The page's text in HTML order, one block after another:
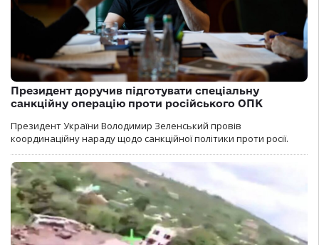
Президент доручив підготувати спеціальну
санкційну операцію проти російського ОПК
Президент України Володимир Зеленський провів
координаційну нараду щодо санкційної політики проти росії.